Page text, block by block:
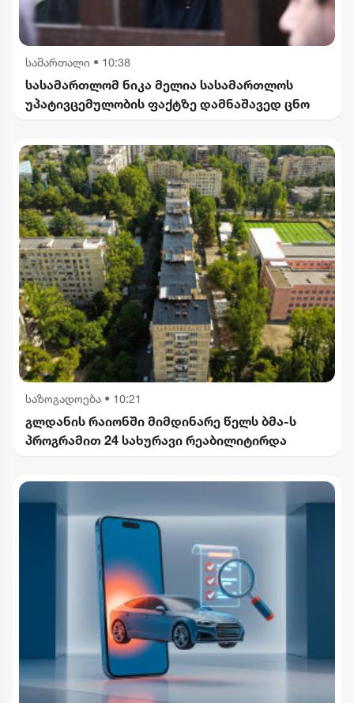
სამართალი • 10:38
სასამართლომ ნიკა მელია სასამართლოს
უპატივცემულობის ფაქტზე დამნაშავედ ცნო
საზოგადოება • 10:21
გლდანის რაიონში მიმდინარე წელს ბმა-ს
პროგრამით 24 სახურავი რეაბილიტირდა